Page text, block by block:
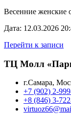
Весенние женские
Дата: 12.03.2026
Перейти к записи
ТЦ Молл
г.Самара,
+7 (902) 2-
+8 (846) 3-